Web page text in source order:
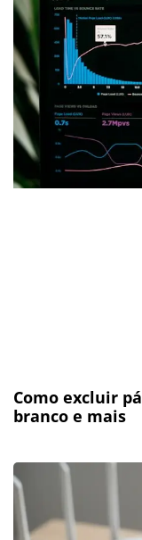
Como excluir
branco e mais